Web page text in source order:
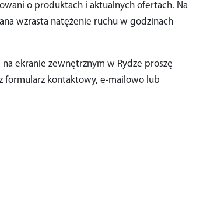
o produktach i aktualnych ofertach. Na
wzrasta natężenie ruchu w godzinach
ekranie zewnętrznym w Rydze proszę
formularz kontaktowy, e-mailowo lub